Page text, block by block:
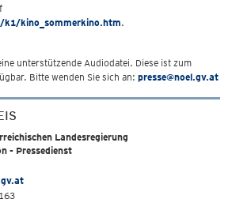
kino_sommerkino.htm.
unterstützende Audiodatei. Diese ist zum
Bitte wenden Sie sich an: presse@noel.gv.at
Landesregierung
- Pressedienst